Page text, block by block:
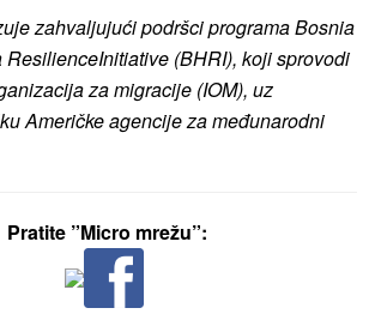
zahvaljujući podršci programa Bosnia
(BHRI), koji sprovodi
za migracije (IOM), uz
Američke agencije za međunarodni
Pratite ”Micro mrežu”: